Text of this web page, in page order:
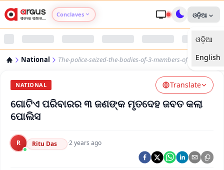
Conclaves
Argus Swaad Odisha
ଓଡ଼ିଆ
ଓଡ଼ିଆ
English
National The-police-seized-the-bodies-of-3-members-of-a-family
NATIONAL Translate
ଗୋଟିଏ ପରିବାରର ୩ ଜଣଙ୍କ ମୃତଦେହ ଜବତ କଲା
ପୋଲିସ
R Ritu Das ·2 years ago